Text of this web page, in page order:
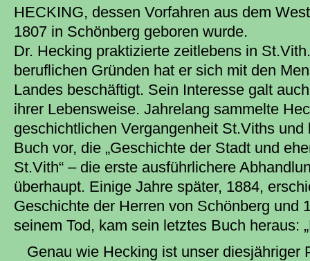
HECKING, dessen Vorfahren aus dem
1807 in Schönberg geboren wurde.
Dr. Hecking praktizierte zeitlebens in
beruflichen Gründen hat er sich mit den
Landes beschäftigt. Sein Interesse galt
ihrer Lebensweise. Jahrelang sammelte
geschichtlichen Vergangenheit St.Viths
Buch vor, die „Geschichte der Stadt und
St.Vith“ – die erste ausführlichere
überhaupt. Einige Jahre später, 1884,
Geschichte der Herren von Schönberg und
seinem Tod, kam sein letztes Buch heraus:
Genau wie Hecking ist unser diesjähriger